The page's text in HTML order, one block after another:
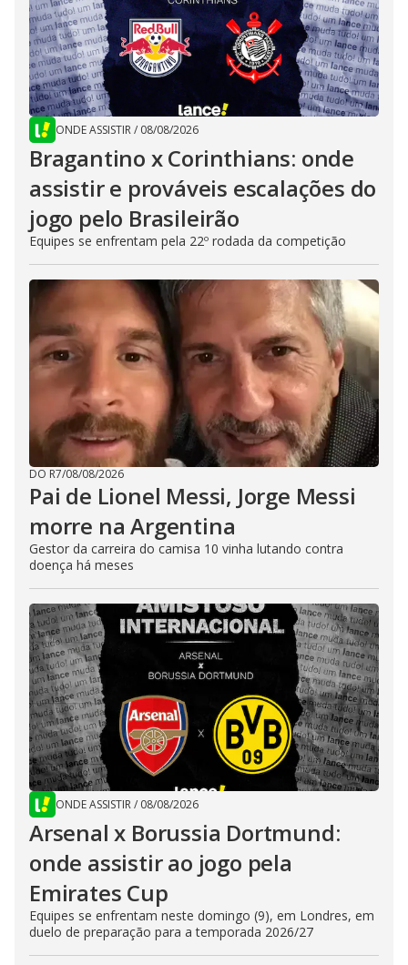
ONDE ASSISTIR/ 08/08/2026
Bragantino x Corinthians: onde
assistir e prováveis escalações do
jogo pelo Brasileirão
Equipes se enfrentam pela 22º rodada da competição
DO R7/08/08/2026
Pai de Lionel Messi, Jorge Messi
morre na Argentina
Gestor da carreira do camisa 10 vinha lutando contra
doença há meses
ONDE ASSISTIR/ 08/08/2026
Arsenal x Borussia Dortmund:
onde assistir ao jogo pela
Emirates Cup
Equipes se enfrentam neste domingo (9), em Londres, em
duelo de preparação para a temporada 2026/27